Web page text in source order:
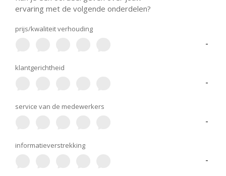
ervaring met de volgende onderdelen?
prijs/kwaliteit verhouding
-
klantgerichtheid
-
service van de medewerkers
-
informatieverstrekking
-